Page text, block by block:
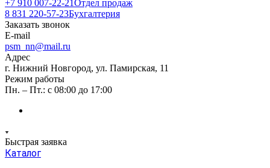
+7 910 007-22-21Отдел продаж
8 831 220-57-23Бухгалтерия
Заказать звонок
E-mail
psm_nn@mail.ru
Адрес
г. Нижний Новгород, ул. Памирская, 11
Режим работы
Пн. – Пт.: с 08:00 до 17:00
Быстрая заявка
Каталог